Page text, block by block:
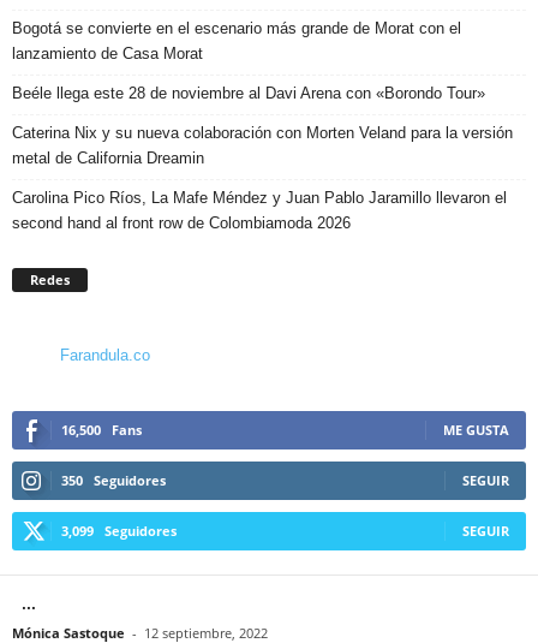
Bogotá se convierte en el escenario más grande de Morat con el
lanzamiento de Casa Morat
Beéle llega este 28 de noviembre al Davi Arena con «Borondo Tour»
Caterina Nix y su nueva colaboración con Morten Veland para la versión
metal de California Dreamin
Carolina Pico Ríos, La Mafe Méndez y Juan Pablo Jaramillo llevaron el
second hand al front row de Colombiamoda 2026
Redes
Farandula.co
16,500 Fans ME GUSTA
350 Seguidores SEGUIR
3,099 Seguidores SEGUIR
...
Mónica Sastoque - 12 septiembre, 2022